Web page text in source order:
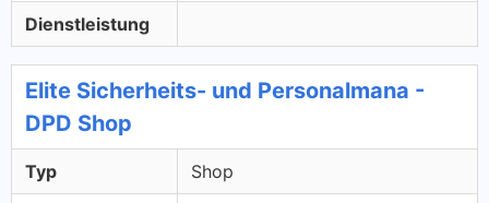
Dienstleistung
Elite Sicherheits- und Personalmana -
DPD Shop
Typ Shop